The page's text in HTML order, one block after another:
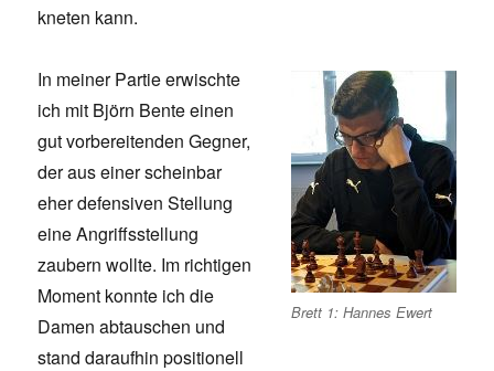
kneten kann.
Brett 1: Hannes Ewert
In meiner Partie erwischte
ich mit Björn Bente einen
gut vorbereitenden Gegner,
der aus einer scheinbar
eher defensiven Stellung
eine Angriffsstellung
zaubern wollte. Im richtigen
Moment konnte ich die
Damen abtauschen und
stand daraufhin positionell